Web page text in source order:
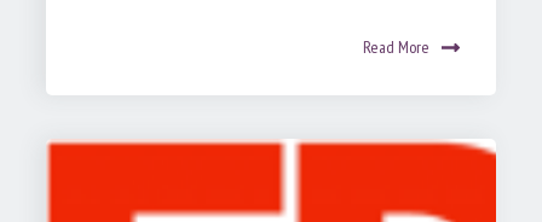
Read More